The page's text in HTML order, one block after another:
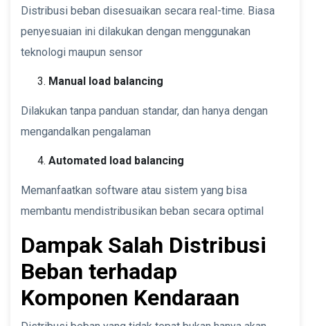
Distribusi beban disesuaikan secara real-time. Biasa
penyesuaian ini dilakukan dengan menggunakan
teknologi maupun sensor
Manual load balancing
Dilakukan tanpa panduan standar, dan hanya dengan
mengandalkan pengalaman
Automated load balancing
Memanfaatkan software atau sistem yang bisa
membantu mendistribusikan beban secara optimal
Dampak Salah Distribusi
Beban terhadap
Komponen Kendaraan